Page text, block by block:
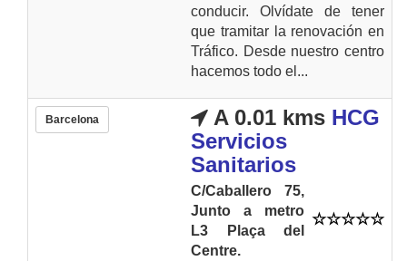
conducir. Olvídate de tener
que tramitar la renovación en
Tráfico. Desde nuestro centro
hacemos todo el...
Barcelona A 0.01 kms HCG
Servicios
Sanitarios
C/Caballero 75,
Junto a metro
L3 Plaça del
Centre.